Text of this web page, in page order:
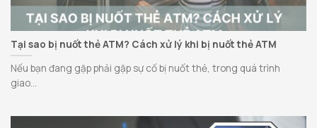
Tại sao bị nuốt thẻ ATM? Cách xử lý khi bị nuốt thẻ ATM
Nếu bạn đang gặp phải gặp sự cố bị nuốt thẻ, trong quá trình
giao...